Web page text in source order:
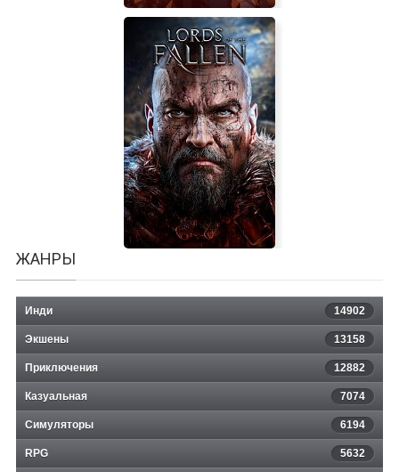
Dead Containment
Lords Of The Fallen 2014
ЖАНРЫ
Инди 14902
Экшены 13158
Приключения 12882
Казуальная 7074
Симуляторы 6194
RPG 5632